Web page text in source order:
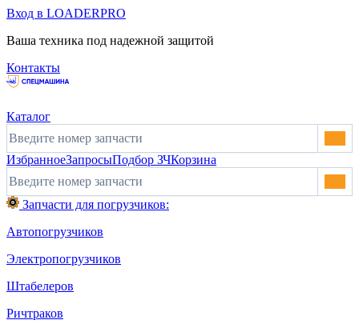
Вход в LOADERPRO
Ваша техника под надежной защитой
Контакты
Каталог
ИзбранноеЗапросыПодбор ЗЧКорзина
Запчасти для погрузчиков:
Автопогрузчиков
Электропогрузчиков
Штабелеров
Ричтраков